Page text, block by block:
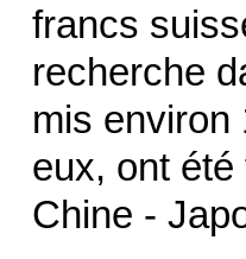
francs
recherche
mis environ
eux, ont
Chine -